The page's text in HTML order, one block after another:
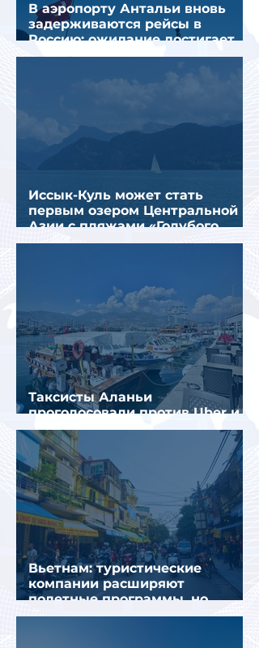
В аэропорту Антальи вновь
задерживаются рейсы в
Россию: ожидание достигает
почти 10 часов
Иссык-Куль может стать
первым озером Центральной
Азии с пляжами «Голубого
флага»
Таксисты Аланьи
проголосовали против Uber и
Yandex Go
Вьетнам: туристические
компании расширяют
полетные программы, но
избегают прежних ошибок